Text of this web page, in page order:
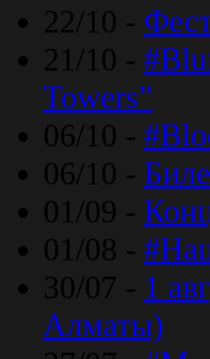
22/10 -
21/10 -
Towers”
06/10 -
06/10 -
01/09 -
01/08 -
30/07 - 1
Алматы)